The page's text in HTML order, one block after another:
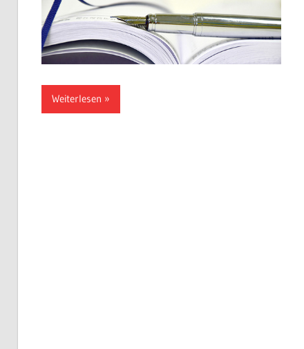
Weiterlesen